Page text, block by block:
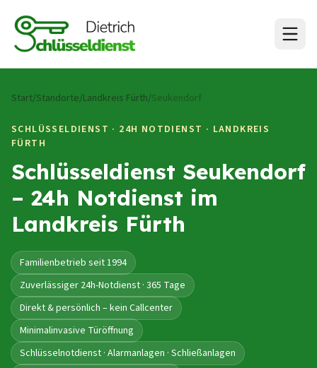
Start/Standorte/Landkreis Fürth/Seukendorf
SCHLÜSSELDIENST · 24H NOTDIENST · LANDKREIS
FÜRTH
Schlüsseldienst Seukendorf
– 24h Notdienst im
Landkreis Fürth
Familienbetrieb seit 1994
Zuverlässiger 24h-Notdienst · 365 Tage
Direkt & persönlich – kein Callcenter
Minimalinvasive Türöffnung
Schlüsselnotdienst · Alarmanlagen · Schließanlagen